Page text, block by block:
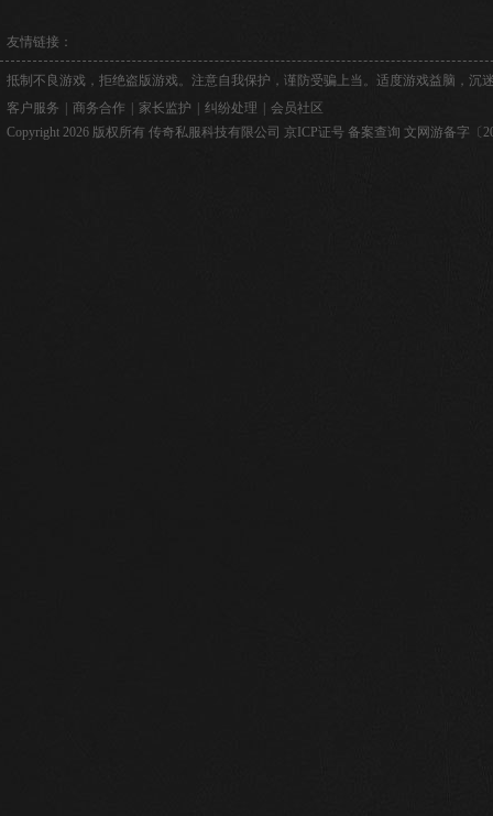
友情链接：
抵制不良游戏，拒绝盗版游戏。注意自我保护，谨防受骗上当。适度游戏益脑，沉
客户服务
商务合作 家长监护 纠纷处理
会员社区
Copyright 2026 版权所有 传奇私服科技有限公司 京ICP证号 备案查询 文网游备字〔